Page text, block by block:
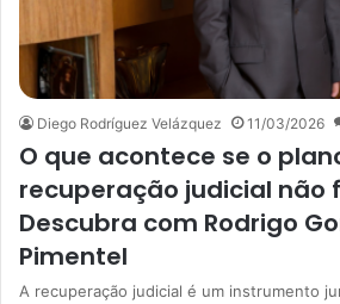
Diego Rodríguez Velázquez 11/03/2026
O que acontece se o
recuperação judicial não
Descubra com Rodrigo
Pimentel
A recuperação judicial é um instrumento